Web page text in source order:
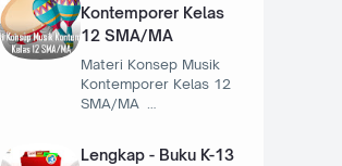
Kontemporer Kelas
12 SMA/MA
Materi Konsep Musik
Kontemporer Kelas 12
SMA/MA …
Lengkap - Buku K-13